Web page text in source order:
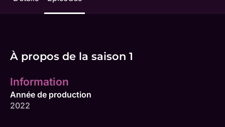
À propos de la saison 1
Information
Année de production
2022